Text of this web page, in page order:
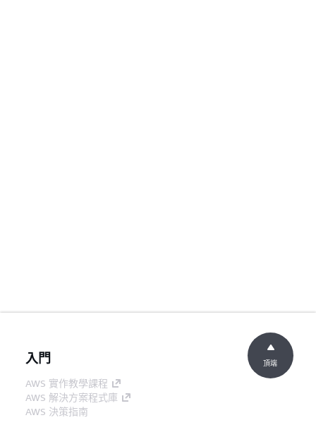
入門
AWS 實作教學課程
AWS 解決方案程式庫
AWS 決策指南
頂端